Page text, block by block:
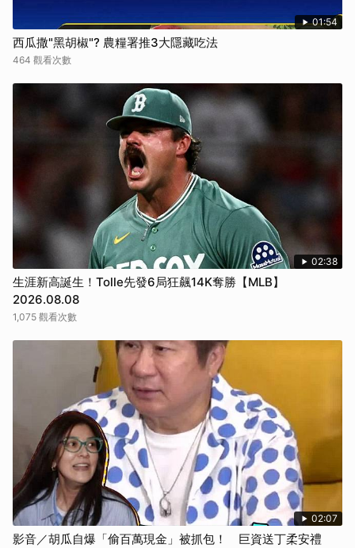
01:54
西瓜撒"黑胡椒"? 農糧署推3大隱藏吃法
464 觀看次數
02:38
生涯新高誕生！Tolle先發6局狂飆14K奪勝【MLB】
2026.08.08
1,075 觀看次數
02:07
影音／胡瓜自爆「偷百萬現金」被抓包！ 巨資送丁柔安禮